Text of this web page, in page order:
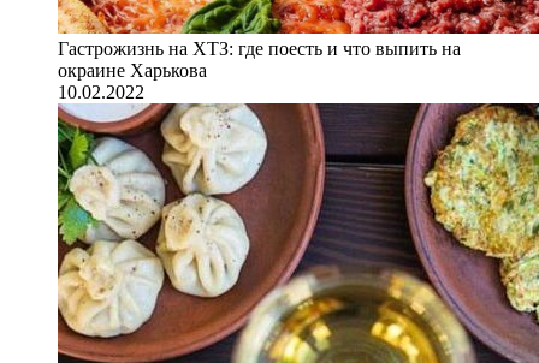
Гастрожизнь на ХТЗ: где поесть и что выпить на
окраине Харькова
10.02.2022